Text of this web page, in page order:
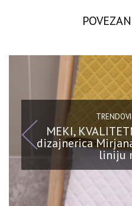
MEKI,
dizajnerica
liniju